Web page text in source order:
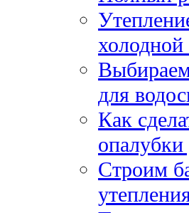
для
Как
Строим